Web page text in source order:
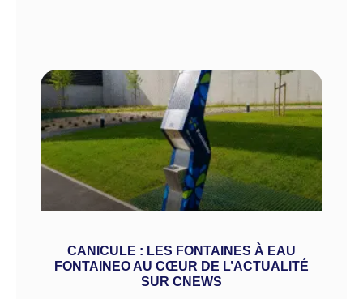
CANICULE : LES FONTAINES À EAU
FONTAINEO AU CŒUR DE L’ACTUALITÉ
SUR CNEWS